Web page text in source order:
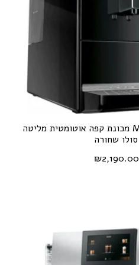
Melitta Solo black מכונת קפה אוטומטית מליטה
סולו שחורה
₪2,190.00